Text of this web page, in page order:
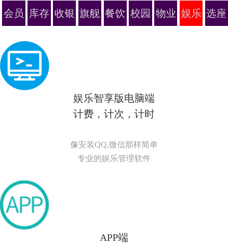
会员
智享
版
库存
智享
收银 旗舰 餐饮 校园 物业 娱乐 选座
娱乐智享版电脑端
计费，计次，计时
像安装QQ,微信那样简单
专业的娱乐管理软件
APP端